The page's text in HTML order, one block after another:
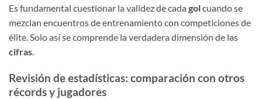
Es fundamental cuestionar la validez de cada golcuando se
mezclan encuentros de entrenamiento con competiciones de
élite. Solo así se comprende la verdadera dimensión de las
cifras
Revisión de estadísticas: comparación con otros
récords y jugadores